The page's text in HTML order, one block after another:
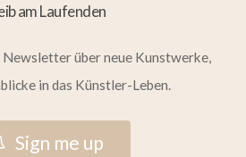
am Laufenden
über neue Kunstwerke,
in das Künstler-Leben.
Sign me up